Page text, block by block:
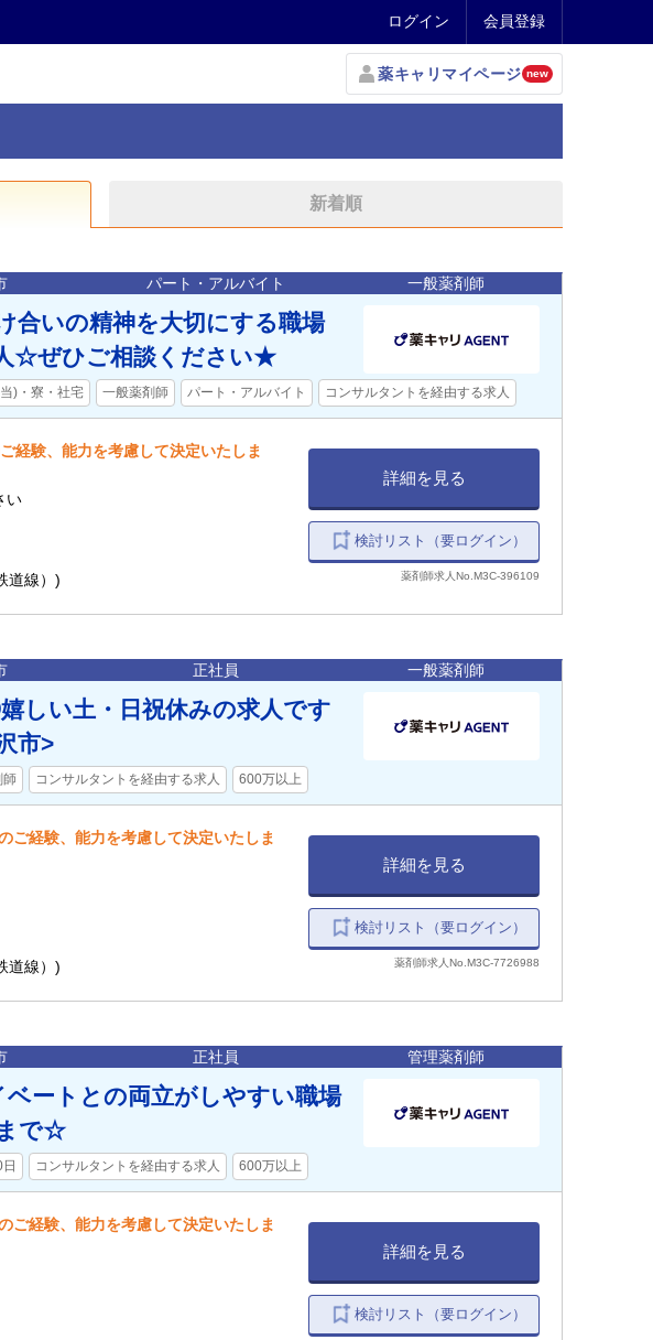
ログイン 会員登録
薬キャリマイページ new
新着順
パート・アルバイト 一般薬剤師
合いの精神を大切にする職場
☆ぜひご相談ください★
)・寮・社宅 一般薬剤師 パート・アルバイト コンサルタントを経由する求人
経験、能力を考慮して決定いたしま
い
道線）)
詳細を見る
検討リスト（要ログイン）
薬剤師求人No.M3C-396109
正社員 一般薬剤師
しい土・日祝休みの求人です
市>
師 コンサルタントを経由する求人 600万以上
経験、能力を考慮して決定いたしま
道線）)
詳細を見る
検討リスト（要ログイン）
薬剤師求人No.M3C-7726988
正社員 管理薬剤師
ートとの両立がしやすい職場
で☆
コンサルタントを経由する求人 600万以上
経験、能力を考慮して決定いたしま
詳細を見る
検討リスト（要ログイン）